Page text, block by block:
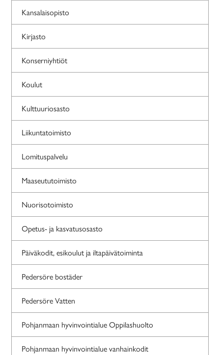
Kansalaisopisto
Kirjasto
Konserniyhtiöt
Koulut
Kulttuuriosasto
Liikuntatoimisto
Lomituspalvelu
Maaseututoimisto
Nuorisotoimisto
Opetus- ja kasvatusosasto
Päiväkodit, esikoulut ja iltapäivätoiminta
Pedersöre bostäder
Pedersöre Vatten
Pohjanmaan hyvinvointialue Oppilashuolto
Pohjanmaan hyvinvointialue vanhainkodit